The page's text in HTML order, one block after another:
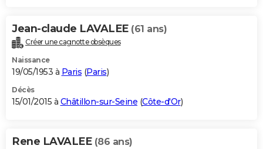
Jean-claude LAVALEE (61 ans)
Créer une cagnotte obsèques
Naissance
19/05/1953 à Paris (Paris)
Décès
15/01/2015 à Châtillon-sur-Seine (Côte-d'Or)
Rene LAVALEE (86 ans)